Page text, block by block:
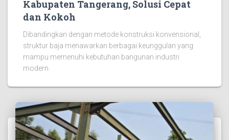
Kabupaten Tangerang, Solusi Cepat
dan Kokoh
Dibandingkan dengan metode konstruksi konvensional,
struktur baja menawarkan berbagai keunggulan yang
mampu memenuhi kebutuhan bangunan industri
modern.